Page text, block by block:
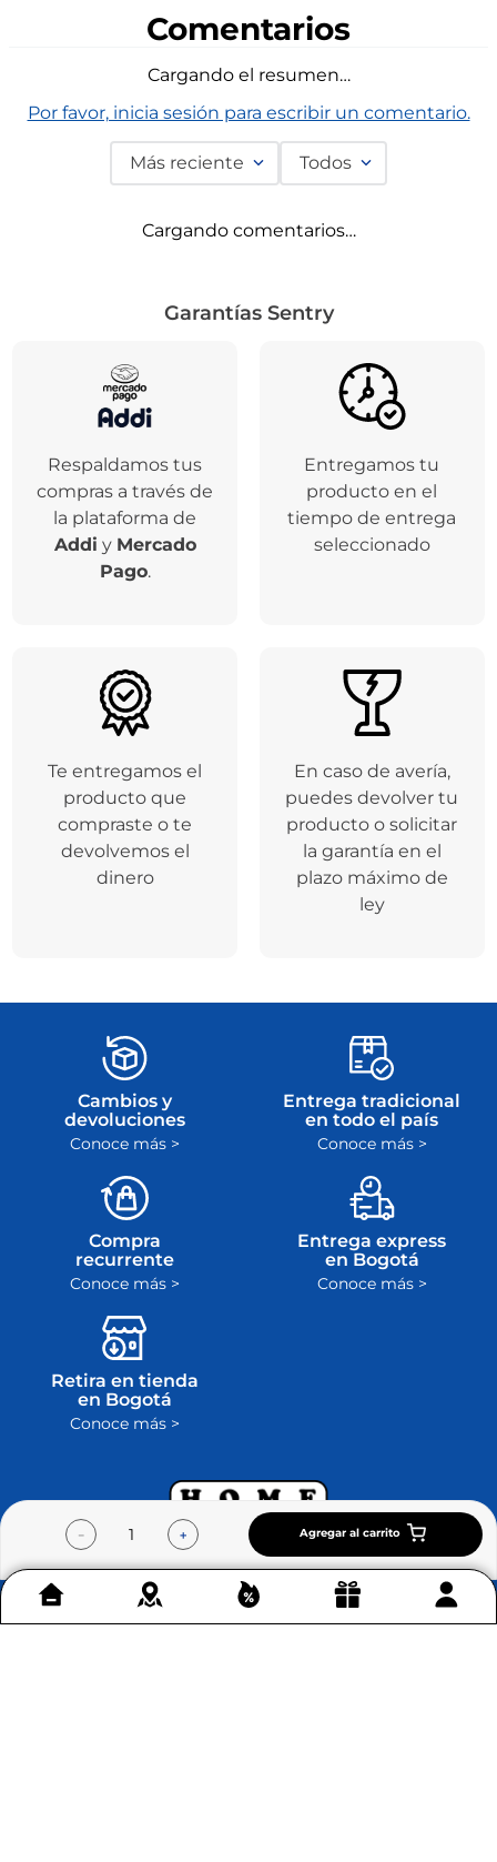
＋
－ Agregar al carrito
Comentarios
Cargando el resumen…
Por favor, inicia sesión para escribir un comentario.
Más reciente Todos
Cargando comentarios…
Garantías Sentry
Respaldamos tus
compras a través de
la plataforma de
Addi y Mercado
Pago.
Entregamos tu
producto en el
tiempo de entrega
seleccionado
Te entregamos el
producto que
compraste o te
devolvemos el
dinero
En caso de avería,
puedes devolver tu
producto o solicitar
la garantía en el
plazo máximo de
ley
Cambios y
devoluciones
Conoce más >
Entrega tradicional
en todo el país
Conoce más >
Compra
recurrente
Conoce más >
Entrega express
en Bogotá
Conoce más >
Retira en tienda
en Bogotá
Conoce más >